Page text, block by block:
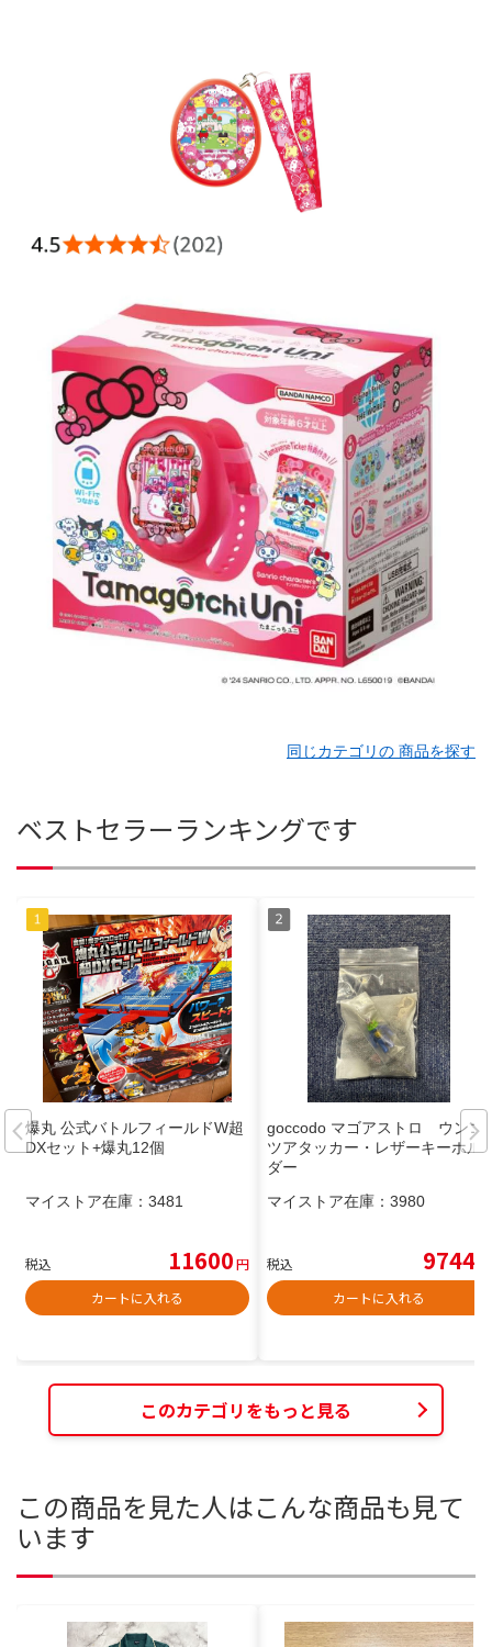
同じカテゴリの 商品を探す
ベストセラーランキングです
爆丸 公式バトルフィールドW超
DXセット+爆丸12個
マイストア在庫： 3481
税込 11600円
カートに入れる
goccodo マゴアストロ ウンコ
ツアタッカー・レザーキーホル
ダー
マイストア在庫： 3980
税込 9744
カートに入れる
このカテゴリをもっと見る
この商品を見た人はこんな商品も見て
います